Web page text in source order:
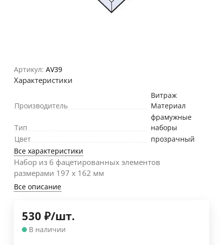
Артикул: AV39
Характеристики
Производитель
Витраж
Материал
Тип
фрамужные
наборы
Цвет
прозрачный
Все характеристики
Набор из 6 фацетированных элементов
размерами 197 х 162 мм
Все описание
530 ₽/шт.
В наличии